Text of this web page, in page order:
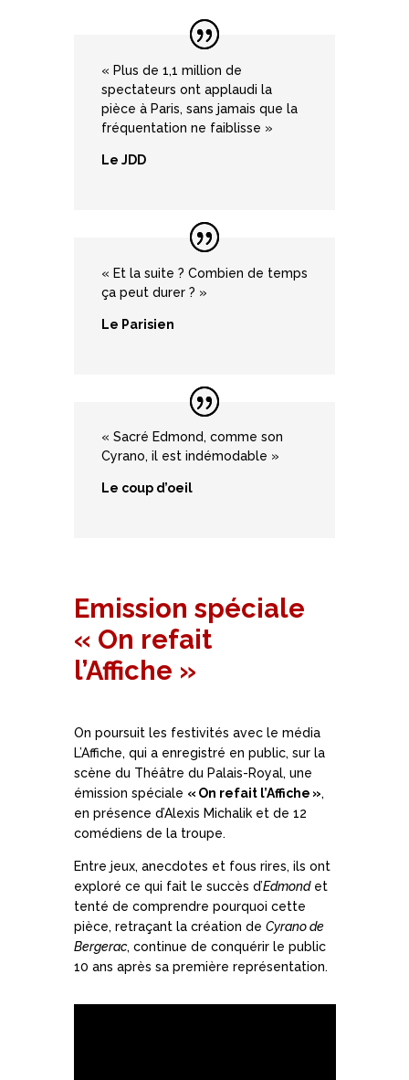
« Plus de 1,1 million de
spectateurs ont applaudi la
pièce à Paris, sans jamais que la
fréquentation ne faiblisse »
Le JDD
« Et la suite ? Combien de temps
ça peut durer ? »
Le Parisien
« Sacré Edmond, comme son
Cyrano, il est indémodable »
Le coup d’oeil
Emission spéciale
« On refait
l’Affiche »
On poursuit les festivités avec le média
L’Affiche, qui a enregistré en public, sur la
scène du Théâtre du Palais-Royal, une
émission spéciale « On refait l’Affiche »,
en présence d’Alexis Michalik et de 12
comédiens de la troupe.
Entre jeux, anecdotes et fous rires, ils ont
exploré ce qui fait le succès d’Edmond et
tenté de comprendre pourquoi cette
pièce, retraçant la création de Cyrano de
Bergerac, continue de conquérir le public
10 ans après sa première représentation.